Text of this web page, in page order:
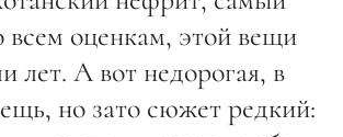
оценкам, этой вещи
лет. А вот недорогая, в
но зато сюжет редкий: